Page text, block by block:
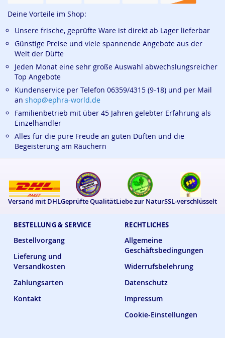
BESTELLUNG & SERVICE
Bestellvorgang
Lieferung und
Versandkosten
Zahlungsarten
Kontakt
RECHTLICHES
Allgemeine
Geschäftsbedingungen
Widerrufsbelehrung
Datenschutz
Impressum
Cookie-Einstellungen
Deine Vorteile im Shop:
Unsere frische, geprüfte Ware ist direkt ab Lager lieferbar
Günstige Preise und viele spannende Angebote aus der
Welt der Düfte
Jeden Monat eine sehr große Auswahl abwechslungsreicher
Top Angebote
Kundenservice per Telefon 06359/4315 (9-18) und per Mail
an shop@ephra-world.de
Familienbetrieb mit über 45 Jahren gelebter Erfahrung als
Einzelhändler
Alles für die pure Freude an guten Düften und die
Begeisterung am Räuchern
Versand mit DHLGeprüfte QualitätLiebe zur NaturSSL-verschlüsselt